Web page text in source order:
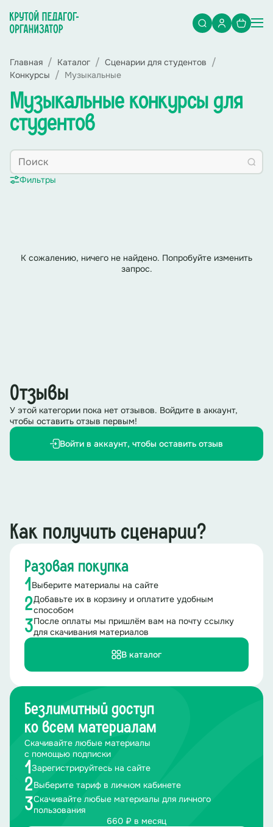
Главная Каталог
Сценарии для студентов
Конкурсы
Музыкальные
Музыкальные конкурсы для
студентов
Фильтры
К сожалению, ничего не найдено. Попробуйте изменить
запрос.
Отзывы
У этой категории пока нет отзывов. Войдите в аккаунт,
чтобы оставить отзыв первым!
Войти в аккаунт, чтобы оставить отзыв
Как получить сценарии?
Разовая покупка
1 Выберите материалы на сайте
2Добавьте их в корзину и оплатите удобным
способом
3После оплаты мы пришлём вам на почту ссылку
для скачивания материалов
В каталог
Безлимитный доступ
ко всем материалам
Скачивайте любые материалы
с помощью подписки
1 Зарегистрируйтесь на сайте
2Выберите тариф в личном кабинете
3Скачивайте любые материалы для личного
пользования
660 ₽ в месяц